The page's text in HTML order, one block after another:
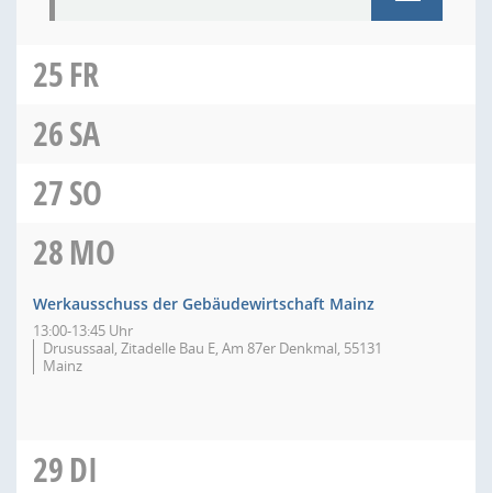
25FR
26SA
27SO
28MO
Werkausschuss der Gebäudewirtschaft Mainz
13:00-13:45 Uhr
Drusussaal, Zitadelle Bau E, Am 87er Denkmal, 55131
Mainz
29DI